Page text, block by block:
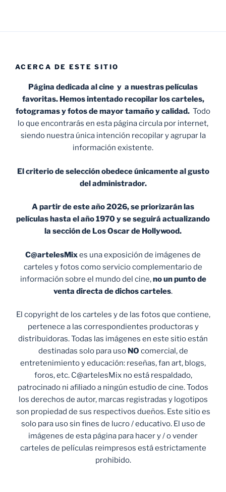
ACERCA DE ESTE SITIO
Página dedicada al cine y a nuestras películas
favoritas. Hemos intentado recopilar los carteles,
fotogramas y fotos de mayor tamaño y calidad. Todo
lo que encontrarás en esta página circula por internet,
siendo nuestra única intención recopilar y agrupar la
información existente.
El criterio de selección obedece únicamente al gusto
del administrador.
A partir de este año 2026, se priorizarán las
películas hasta el año 1970 y se seguirá actualizando
la sección de Los Oscar de Hollywood.
C@artelesMixes una exposición de imágenes de
carteles y fotos como servicio complementario de
información sobre el mundo del cine,no un punto de
venta directa de dichos carteles.
El copyright de los carteles y de las fotos que contiene,
pertenece a las correspondientes productoras y
distribuidoras. Todas las imágenes en este sitio están
destinadas solo para uso NO comercial, de
entretenimiento y educación: reseñas, fan art, blogs,
foros, etc. C@artelesMix no está respaldado,
patrocinado ni afiliado a ningún estudio de cine. Todos
los derechos de autor, marcas registradas y logotipos
son propiedad de sus respectivos dueños. Este sitio es
solo para uso sin fines de lucro / educativo. El uso de
imágenes de esta página para hacer y / o vender
carteles de películas reimpresos está estrictamente
prohibido.